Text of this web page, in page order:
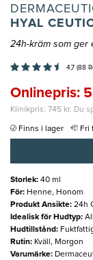
HYAL
24h-kräm som ger
4,7 (88
Onlinepris:
Klinikpris: 745 kr. Du
Finns i lager Fri
Storlek: 40 ml
För: Henne, Honom
Produkt Ansikte: 24h
Idealisk för Hudtyp:
Hudtillstånd:
Rutin: Kväll, Morgon
Varumärke: